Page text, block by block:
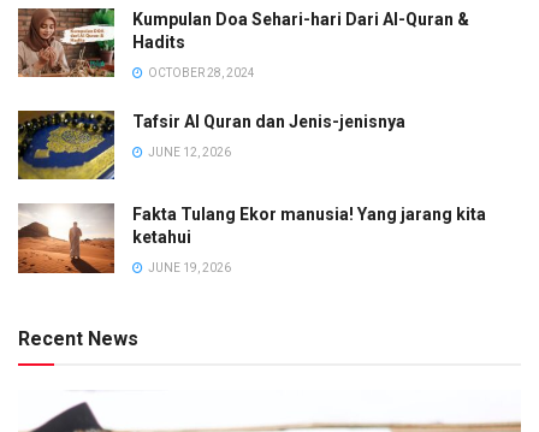
Kumpulan Doa Sehari-hari Dari Al-Quran &
Hadits
OCTOBER 28, 2024
Tafsir Al Quran dan Jenis-jenisnya
JUNE 12, 2026
Fakta Tulang Ekor manusia! Yang jarang kita
ketahui
JUNE 19, 2026
Recent News